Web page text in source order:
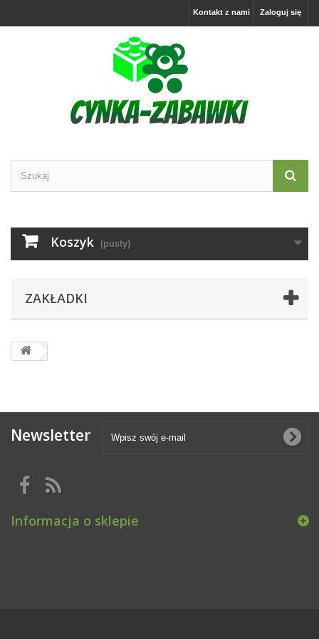
Zaloguj się
Kontakt z nami
Koszyk (pusty)
ZAKŁADKI
Newsletter
Informacja o sklepie